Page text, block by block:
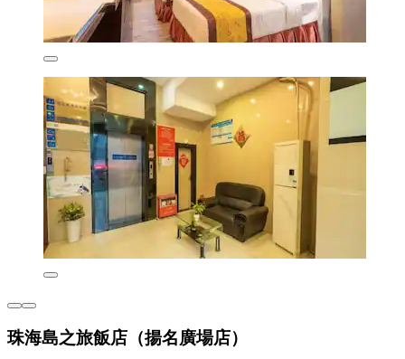
珠海島之旅飯店（揚名廣場店）